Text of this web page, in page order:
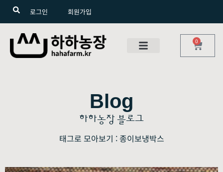
로그인 회원가입
0
Blog
하하농장 블로그
태그로 모아보기 : 종이보냉박스